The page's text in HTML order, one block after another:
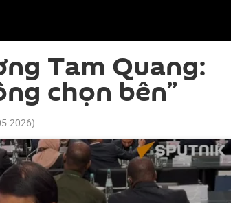
Tam Quang:
chọn bên”
)